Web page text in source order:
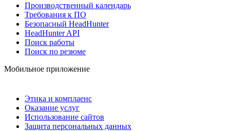
Производственный календарь
Требования к ПО
Безопасный HeadHunter
HeadHunter API
Поиск работы
Поиск по резюме
Мобильное приложение
Этика и комплаенс
Оказание услуг
Использование сайтов
Защита персональных данных